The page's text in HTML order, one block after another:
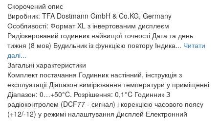
Скорочений опис
Виробник: TFA Dostmann GmbH & Co.KG, Germany
Особливості: Формат XL з інвертованим дисплеєм
Радіокерований годинник найвищої точності Дата та день
тижня (8 мов) Будильник із функцією повтору Індика... Читати
далі...
Загальні характеристики
Комплект постачання Годинник настінний, інструкція з
експлуатації Діапазон вимірювання температури у приміщенні
Діапазон: 0…+50°C. Розрішення: 0,1°C Годинник З
радіоконтролем (DCF77 - сигнал) і корекцією часового поясу
(+12/-12) у режимі налаштування Дисплей Електронний